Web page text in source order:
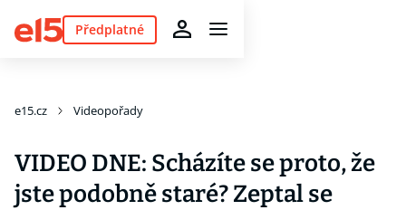
Předplatné
e15.cz Videopořady
VIDEO DNE: Scházíte se proto, že
jste podobně staré? Zeptal se